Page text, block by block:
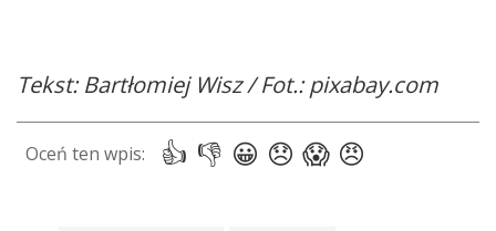
Tekst: Bartłomiej Wisz / Fot.: pixabay.com